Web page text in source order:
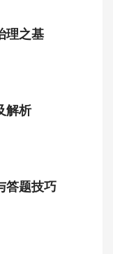
理之基
解析
答题技巧